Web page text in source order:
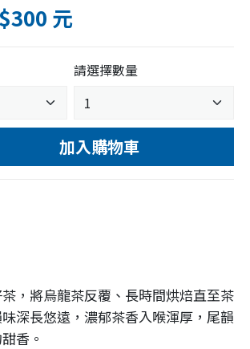
元
請選擇數量
加入購物車
，將烏龍茶反覆、長時間烘焙直至茶
深長悠遠，濃郁茶香入喉渾厚，尾韻
香。